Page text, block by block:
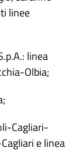
linee
linea
Olbia;
Cagliari-
e linea